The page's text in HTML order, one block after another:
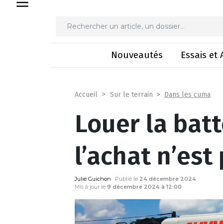
Nouveautés Essais et
Accueil Sur le terrain Dans les cuma
Louer la
l’achat
Julie Guichon Publié le 24 décembre 2024
Mis à jour le 9 décembre 2024 à 12:00